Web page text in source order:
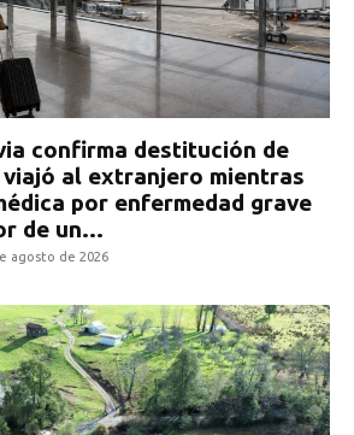
confirma destitución de
al extranjero mientras
por enfermedad grave
de un...
agosto de 2026